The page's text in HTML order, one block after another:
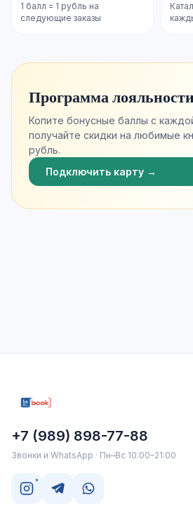
1 балл = 1 рубль на
следующие заказы
Программа лояльности
Копите бонусные баллы с
получайте скидки на любимые
рубль.
Подключить карту →
+7 (989) 898-77-88
Звонки и WhatsApp · Пн–Вс 10:00–21:00
*